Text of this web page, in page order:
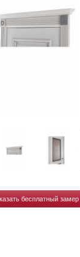
бесплатный замер